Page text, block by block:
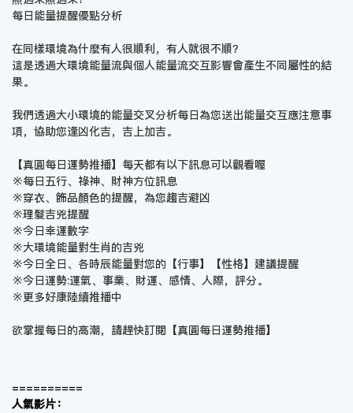
每日能量提醒優點分析
在同樣環境為什麼有人很順利，有人就很不順？
這是透過大環境能量流與個人能量流交互影響會產生不同屬性的結
果。
我們透過大小環境的能量交叉分析每日為您送出能量交互應注意事
項，協助您逢凶化吉，吉上加吉。
【真圓每日運勢推播】每天都有以下訊息可以觀看喔
※每日五行、祿神、財神方位訊息
※穿衣、飾品顏色的提醒，為您趨吉避凶
※理髮吉兇提醒
※今日幸運數字
※大環境能量對生肖的吉兇
※今日全日、各時辰能量對您的【行事】【性格】建議提醒
※今日運勢:運氣、事業、財運、感情、人際，評分。
※更多好康陸續推播中
欲掌握每日的高潮，請趕快訂閱【真圓每日運勢推播】
==========
人氣影片：